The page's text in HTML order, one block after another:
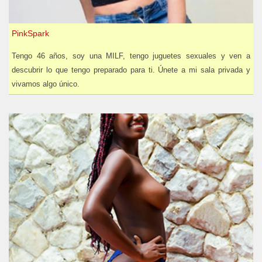
PinkSpark
Tengo 46 años, soy una MILF, tengo juguetes sexuales y ven a
descubrir lo que tengo preparado para ti. Únete a mi sala privada y
vivamos algo único.